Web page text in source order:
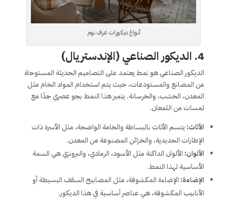
أنواع ديكورات غرف نوم
4. الديكور الصناعي (الإندستريال)
الديكور الصناعي هو نمط يعتمد على التصاميم الحديثة المستوحاة
من المصانع والمستودعات، حيث يتم استخدام المواد الخام مثل
المعدن، الخشب، والخرسانة. يتميز هذا النمط بجو عصري جدًا مع
لمسات من اللمعان.
الأثاث: يتسم الأثاث بالبساطة والخامة الواضحة، مثل الأسرة ذات
الإطارات الحديدية، والخزائن المصنوعة من المعدن.
الألوان: الألوان الداكنة مثل الأسود، الرمادي، والبرونزي هي السمة
الأساسية لهذا النمط.
الإضاءة: الإضاءة المكشوفة، مثل المصابيح السقف البسيطة أو
الأنابيب المكشوفة، هي عناصر أساسية في هذا الديكور.